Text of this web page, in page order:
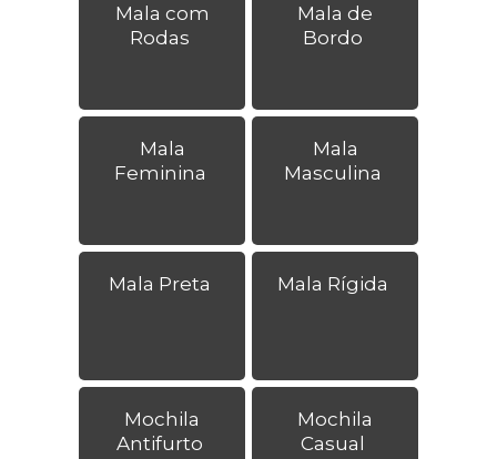
Mala com
Rodas
Mala de
Bordo
Mala
Feminina
Mala
Masculina
Mala Preta Mala Rígida
Mochila
Antifurto
Mochila
Casual